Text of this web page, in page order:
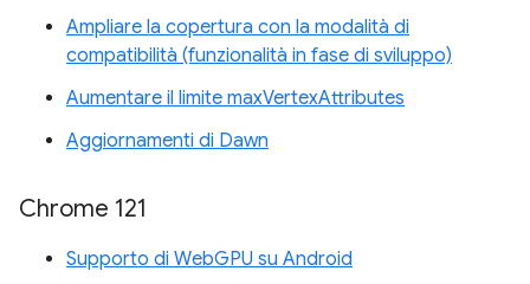
Ampliare la copertura con la modalità di
compatibilità (funzionalità in fase di sviluppo)
Aumentare il limite maxVertexAttributes
Aggiornamenti di Dawn
Chrome 121
Supporto di WebGPU su Android